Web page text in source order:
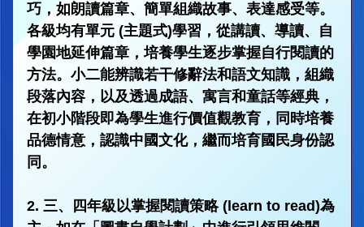
巧，如朗讀篇章、簡單組織故事、表達感受等。
各級均有單元 (主題式)學習，從講讀、導讀、自
學園地延伸篇章，培養學生逐步掌握自行閱讀的
方法。小二能辨識若干修辭法和語文知識，組織
段落內容，以及透過成語、寓言和童話等經典，
在初小階段即為學生進行價值觀教育，同時培養
品德情意，認識中國文化，繼而培育國民身份認
同。
2. 三、四年級以掌握閱讀策略 (learn to read)為